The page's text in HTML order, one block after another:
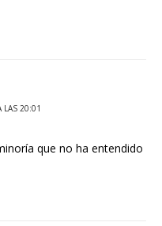
LAS 20:01
que no ha entendido